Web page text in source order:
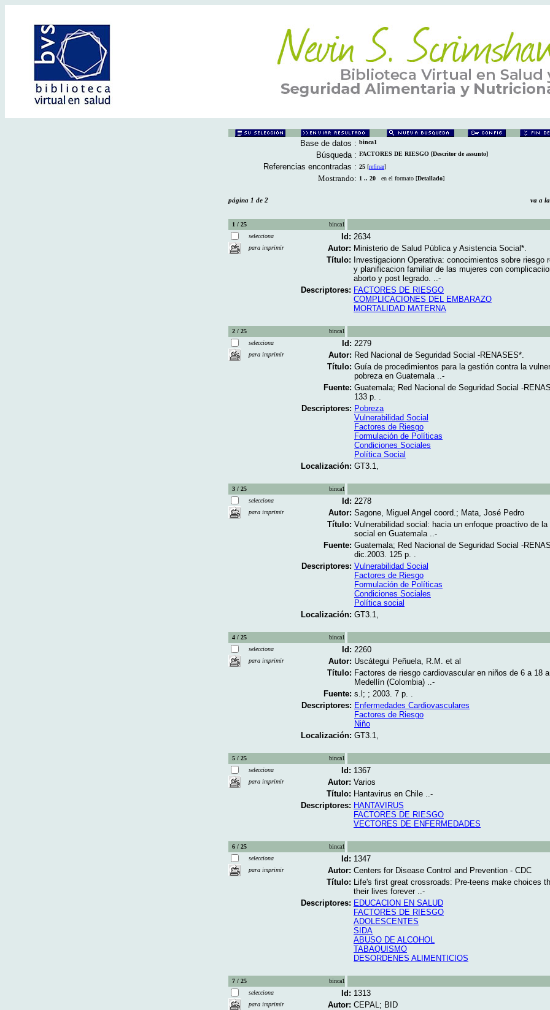
Base de datos : binca1
Búsqueda : FACTORES DE RIESGO [Descritor de assunto]
Referencias encontradas : 25 [refinar]
Mostrando: 1 .. 20 en el formato [Detallado]
página 1 de 2 va a
1 / 25
binca1
selecciona
para imprimir
Id: 2634
Autor: Ministerio de Salud Pública y Asistencia Social*.
Título: Investigacionn Operativa: conocimientos sobre riesgo
y planificacion familiar de las mujeres con
aborto y post legrado. ..-
Descriptores: FACTORES DE RIESGO
COMPLICACIONES DEL EMBARAZO
MORTALIDAD MATERNA
2 / 25
binca1
selecciona
para imprimir
Id: 2279
Autor: Red Nacional de Seguridad Social -RENASES*.
Título: Guía de procedimientos para la gestión contra la
pobreza en Guatemala ..-
Fuente: Guatemala; Red Nacional de Seguridad Social -
133 p. .
Descriptores: Pobreza
Vulnerabilidad Social
Factores de Riesgo
Formulación de Políticas
Condiciones Sociales
Política Social
Localización: GT3.1,
3 / 25
binca1
selecciona
para imprimir
Id: 2278
Autor: Sagone, Miguel Angel coord.; Mata, José Pedro
Título: Vulnerabilidad social: hacia un enfoque proactivo de la
social en Guatemala ..-
Fuente: Guatemala; Red Nacional de Seguridad Social -
dic.2003. 125 p. .
Descriptores: Vulnerabilidad Social
Factores de Riesgo
Formulación de Políticas
Condiciones Sociales
Política social
Localización: GT3.1,
4 / 25
binca1
selecciona
para imprimir
Id: 2260
Autor: Uscátegui Peñuela, R.M. et al
Título: Factores de riesgo cardiovascular en niños de 6 a 18
Medellín (Colombia) ..-
Fuente: s.l; ; 2003. 7 p. .
Descriptores: Enfermedades Cardiovasculares
Factores de Riesgo
Niño
Localización: GT3.1,
5 / 25
binca1
selecciona
para imprimir
Id: 1367
Autor: Varios
Título: Hantavirus en Chile ..-
Descriptores: HANTAVIRUS
FACTORES DE RIESGO
VECTORES DE ENFERMEDADES
6 / 25
binca1
selecciona
para imprimir
Id: 1347
Autor: Centers for Disease Control and Prevention - CDC
Título: Life's first great crossroads: Pre-teens make choices
their lives forever ..-
Descriptores: EDUCACION EN SALUD
FACTORES DE RIESGO
ADOLESCENTES
SIDA
ABUSO DE ALCOHOL
TABAQUISMO
DESORDENES ALIMENTICIOS
7 / 25
binca1
selecciona
para imprimir
Id: 1313
Autor: CEPAL; BID